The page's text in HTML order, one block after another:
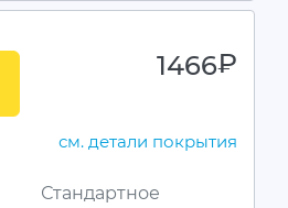
1466руб.
см. детали покрытия
Стандартное